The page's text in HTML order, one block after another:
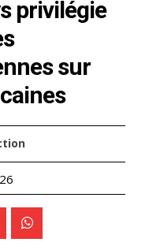
privilégie
sur